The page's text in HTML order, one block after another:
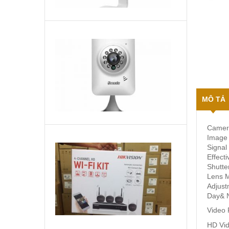
MÔ TẢ
Signal
Lens
Day&
Video
HD
HIKVISION
NK42W0H(D)